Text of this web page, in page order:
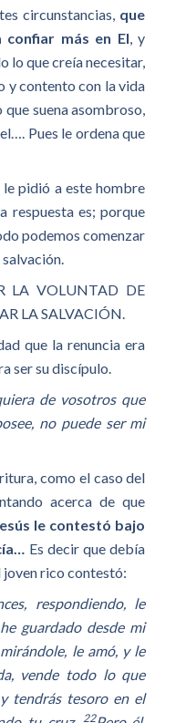
circunstancias, que
más en El , y
lo que creía necesitar,
y contento con la vida
suena asombroso,
Pues le ordena que
pidió a este hombre
respuesta es; porque
podemos comenzar
LA VOLUNTAD DE
LA SALVACIÓN.
que la renuncia era
ser su discípulo.
de vosotros que
no puede ser mi
como el caso del
acerca de que
le contestó bajo
Es decir que debía
joven rico contestó:
respondiendo, le
guardado desde mi
le amó, y le
vende todo lo que
tendrás tesoro en el
22